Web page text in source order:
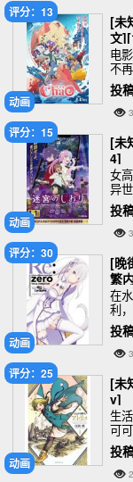
动画
评分：13
[未
文
电
不
故
婚
投
动画
评分：15
[未
4]
女
异
世
的
投
动画
评分：30
[晚
繁
在
利
的
乌斯
投
动画
评分：25
[未
v]
生
可
“绘
访
投